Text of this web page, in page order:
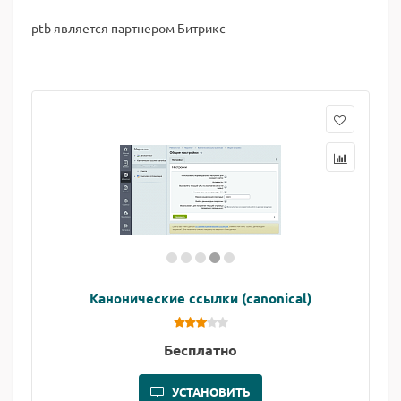
ptb является партнером Битрикс
Канонические ссылки (canonical)
Бесплатно
УСТАНОВИТЬ